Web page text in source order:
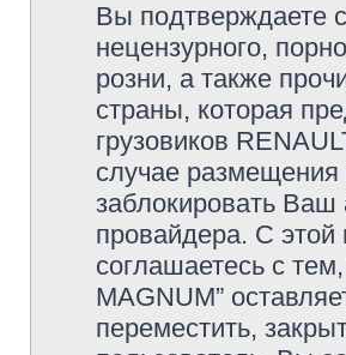
Вы подтверждаете
нецензурного,
розни, а также
страны, которая
грузовиков
случае
заблокировать Ваш
провайдера. С
соглашаетесь с
MAGNUM”
переместить,